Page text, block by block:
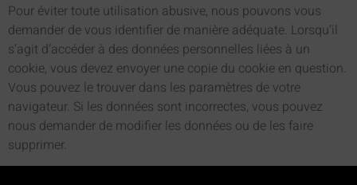
Pour éviter toute utilisation abusive, nous pouvons vous
demander de vous identifier de manière adéquate. Lorsqu’il
s’agit d’accéder à des données personnelles liées à un
cookie, vous devez envoyer une copie du cookie en question.
Vous pouvez le trouver dans les paramètres de votre
navigateur. Si les données sont incorrectes, vous pouvez
nous demander de modifier les données ou de les faire
supprimer.